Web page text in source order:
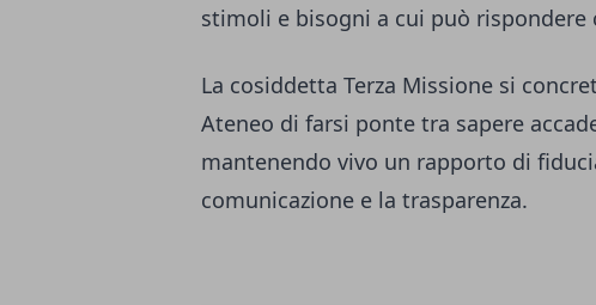
stimoli e bisogni a cui può rispondere
La cosiddetta Terza Missione si
Ateneo di farsi ponte tra sapere
mantenendo vivo un rapporto di
comunicazione e la trasparenza.